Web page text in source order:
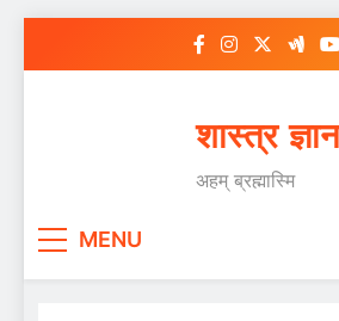
शास्त्र ज्ञान
अहम् ब्रह्मास्मि
MENU